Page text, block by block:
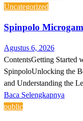
Uncategorized
Spinpolo
Agustus 6, 2026
ContentsGetting Started
SpinpoloUnlocking the
and Understanding the
Baca Selengkapnya
public